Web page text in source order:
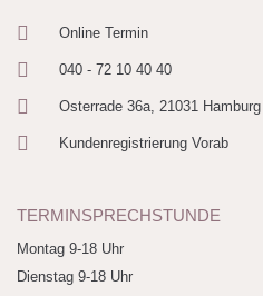
Online Termin
040 - 72 10 40 40
Osterrade 36a, 21031 Hamburg
Kundenregistrierung Vorab
TERMINSPRECHSTUNDE
Montag 9-18 Uhr
Dienstag 9-18 Uhr